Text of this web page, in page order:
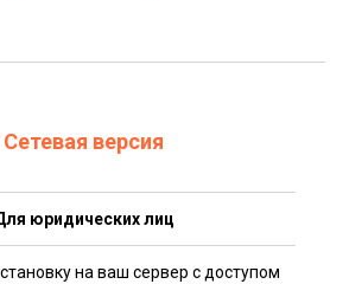
Сетевая версия
юридических лиц
на ваш сервер с доступом